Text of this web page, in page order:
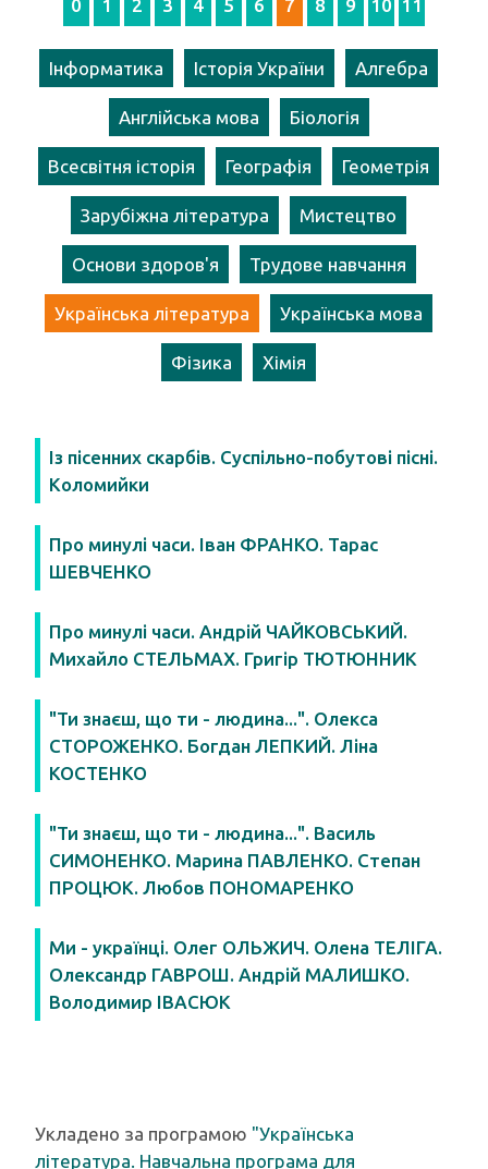
0 1 2 3 4 5 6 7 8 9 10 11
Інформатика Історія України Алгебра
Англійська мова Біологія
Всесвітня історія Географія Геометрія
Зарубіжна література Мистецтво
Основи здоров'я Трудове навчання
Українська література Українська мова
Фізика Хімія
Із пісенних скарбів. Суспільно-побутові пісні.
Коломийки
Про минулі часи. Іван ФРАНКО. Тарас
ШЕВЧЕНКО
Про минулі часи. Андрій ЧАЙКОВСЬКИЙ.
Михайло СТЕЛЬМАХ. Григір ТЮТЮННИК
"Ти знаєш, що ти - людина...". Олекса
СТОРОЖЕНКО. Богдан ЛЕПКИЙ. Ліна
КОСТЕНКО
"Ти знаєш, що ти - людина...". Василь
СИМОНЕНКО. Марина ПАВЛЕНКО. Степан
ПРОЦЮК. Любов ПОНОМАРЕНКО
Ми - українці. Олег ОЛЬЖИЧ. Олена ТЕЛІГА.
Олександр ГАВРОШ. Андрій МАЛИШКО.
Володимир ІВАСЮК
Укладено за програмою "Українська
література. Навчальна програма для